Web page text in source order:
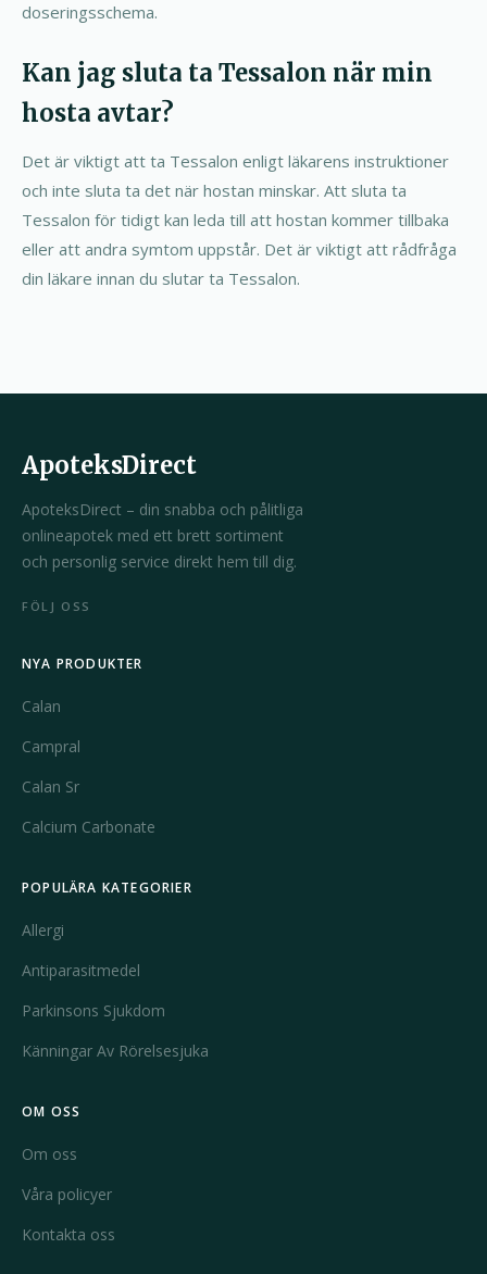
doseringsschema.
Kan jag sluta ta Tessalon när min
hosta avtar?
Det är viktigt att ta Tessalon enligt läkarens instruktioner
och inte sluta ta det när hostan minskar. Att sluta ta
Tessalon för tidigt kan leda till att hostan kommer tillbaka
eller att andra symtom uppstår. Det är viktigt att rådfråga
din läkare innan du slutar ta Tessalon.
ApoteksDirect
ApoteksDirect – din snabba och pålitliga
onlineapotek med ett brett sortiment
och personlig service direkt hem till dig.
FÖLJ OSS
NYA PRODUKTER
Calan
Campral
Calan Sr
Calcium Carbonate
POPULÄRA KATEGORIER
Allergi
Antiparasitmedel
Parkinsons Sjukdom
Känningar Av Rörelsesjuka
OM OSS
Om oss
Våra policyer
Kontakta oss